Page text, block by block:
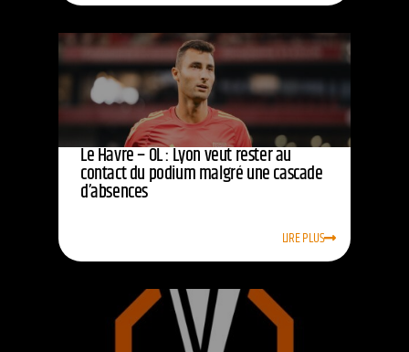
Le Havre – OL : Lyon veut rester au
contact du podium malgré une cascade
d’absences
LIRE PLUS